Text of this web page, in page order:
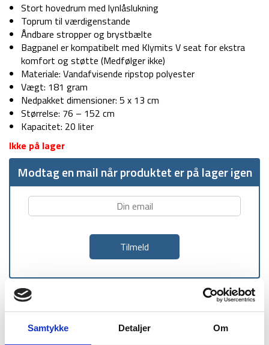
Samtykke Detaljer Om
Stort hovedrum med lynlåslukning
Toprum til værdigenstande
Åndbare stropper og brystbælte
Bagpanel er kompatibelt med Klymits V seat for ekstra
komfort og støtte (Medfølger ikke)
Materiale: Vandafvisende ripstop polyester
Vægt: 181 gram
Nedpakket dimensioner: 5 x 13 cm
Størrelse: 76 – 152 cm
Kapacitet: 20 liter
Ikke på lager
Modtag en mail når produktet er på lager igen
levering
499 kr
100 dages
returret